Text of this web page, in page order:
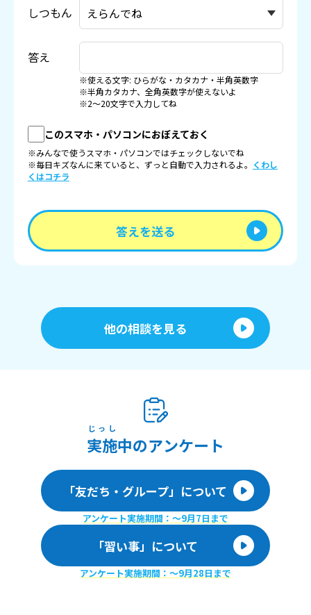
しつもん
答え
※使える文字: ひらがな・カタカナ・半角英数字
※半角カタカナ、全角英数字が使えないよ
※2〜20文字で入力してね
このスマホ・パソコンにおぼえておく
※みんなで使うスマホ・パソコンではチェックしないでね
※毎日キズなんに来ていると、ずっと自動で入力されるよ。 くわし
くはコチラ
答えを送る
他の相談を見る
実施
じっし
中のアンケート
「友だち・グループ」について
アンケート実施期間：〜9月7日まで
「習い事」について
アンケート実施期間：〜9月28日まで